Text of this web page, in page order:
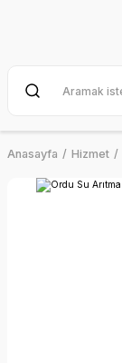
Anasayfa Hizmet